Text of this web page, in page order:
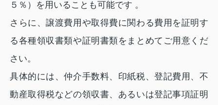
５％）を用いることも可能です 。
さらに、譲渡費用や取得費に関わる費用を証明す
る各種領収書類や証明書類をまとめてご用意くだ
さい。
具体的には、仲介手数料、印紙税、登記費用、不
動産取得税などの領収書、あるいは登記事項証明